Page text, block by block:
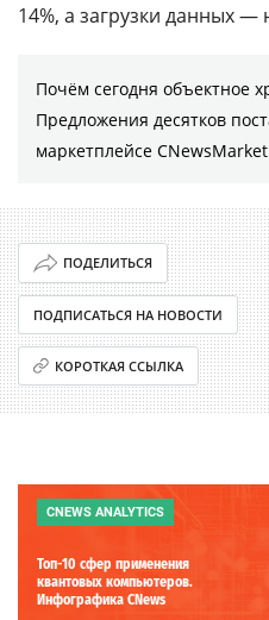
14%, а загрузки данных —
Почём сегодня объектное
Предложения десятков
маркетплейсе CNewsMarket
ПОДЕЛИТЬСЯ
ПОДПИСАТЬСЯ НА НОВОСТИ
КОРОТКАЯ ССЫЛКА
CNEWS ANALYTICS
Топ-10 сфер применения
квантовых компьютеров.
Инфографика CNews